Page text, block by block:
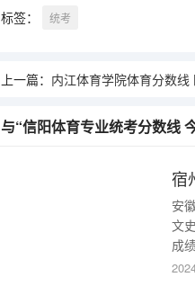
标签： 统考
上一篇： 内江体育学院体育分数线 四川师范大学22年体
与“信阳体育专业统考分数线
宿
安
文
成
试